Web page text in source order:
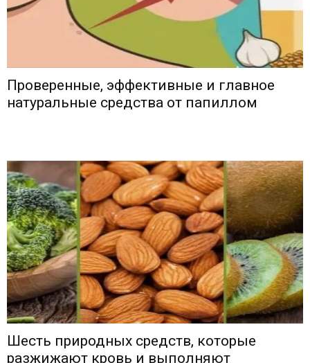
Проверенные, эффективные и главное
натуральные средства от папиллом
Шесть природных средств, которые
разжижают кровь и выполняют